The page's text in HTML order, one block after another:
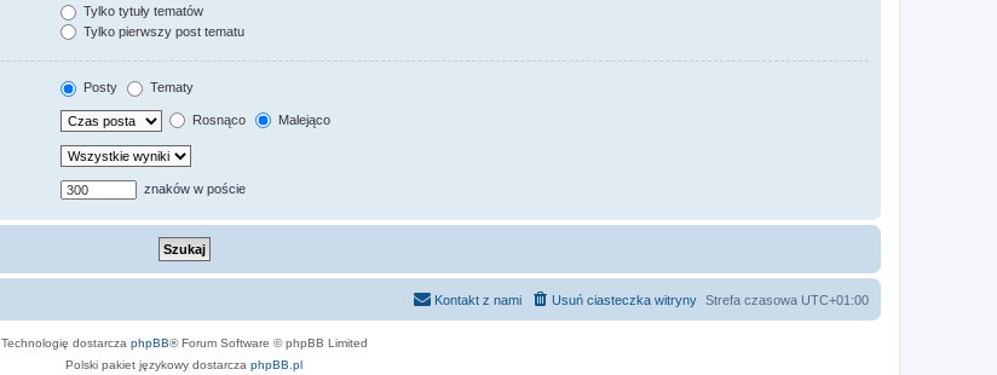
Tylko tytuły tematów
Tylko pierwszy post tematu
Posty Tematy
Rosnąco Malejąco
znaków w poście
Strefa czasowa UTC+01:00
Usuń ciasteczka witryny
Kontakt z nami
Technologię dostarcza phpBB® Forum Software © phpBB Limited
Polski pakiet językowy dostarcza phpBB.pl